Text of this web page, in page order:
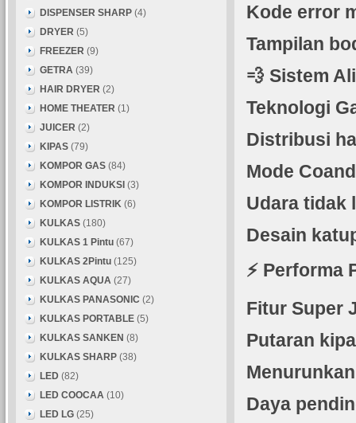
Kode error
Tampilan
💨 Sistem
Teknologi
Distribusi
Mode
Udara tidak
Desain
⚡
Fitur Super
Putaran
Daya
DISPENSER SHARP (4)
DRYER (5)
FREEZER (9)
GETRA (39)
HAIR DRYER (2)
HOME THEATER (1)
JUICER (2)
KIPAS (79)
KOMPOR GAS (84)
KOMPOR INDUKSI (3)
KOMPOR LISTRIK (6)
KULKAS (180)
KULKAS 1 Pintu (67)
KULKAS 2Pintu (125)
KULKAS AQUA (27)
KULKAS PANASONIC (2)
KULKAS PORTABLE (5)
KULKAS SANKEN (8)
KULKAS SHARP (38)
LED (82)
LED COOCAA (10)
LED LG (25)